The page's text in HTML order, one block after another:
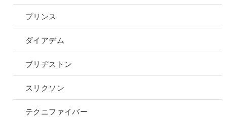
プリンス
ダイアデム
ブリヂストン
スリクソン
テクニファイバー